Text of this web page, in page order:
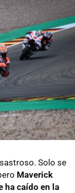
Solo se
Maverick
ha caído en la